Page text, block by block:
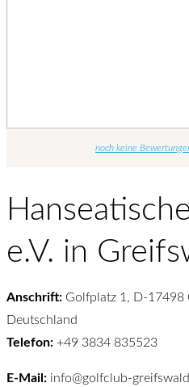
noch keine
e.V. in
Anschrift: Golfplatz 1, D-17498
Deutschland
Telefon: +49 3834 835523
E-Mail: info@golfclub-